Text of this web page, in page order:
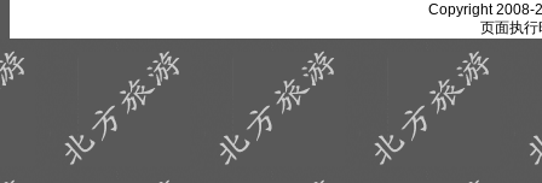
Copyright 2008-
页面执